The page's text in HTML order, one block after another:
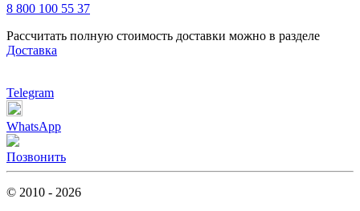
8 800 100 55 37
Рассчитать полную стоимость доставки можно в разделе
Доставка
Telegram
WhatsApp
Позвонить
© 2010 - 2026